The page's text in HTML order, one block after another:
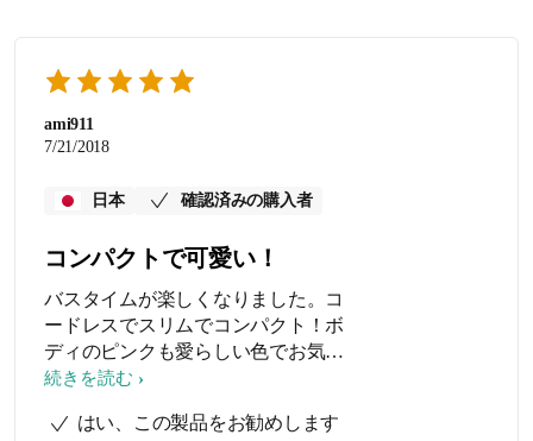
ami911
7/21/2018
日本 確認済みの購入者
コンパクトで可愛い！
バスタイムが楽しくなりました。コ
ードレスでスリムでコンパクト！ボ
ディのピンクも愛らしい色でお気に
入りです。 ニキビとニキビ跡で悩ん
ています。さすがに同じブラシでは
続きを読む
はい、この製品をお勧めします